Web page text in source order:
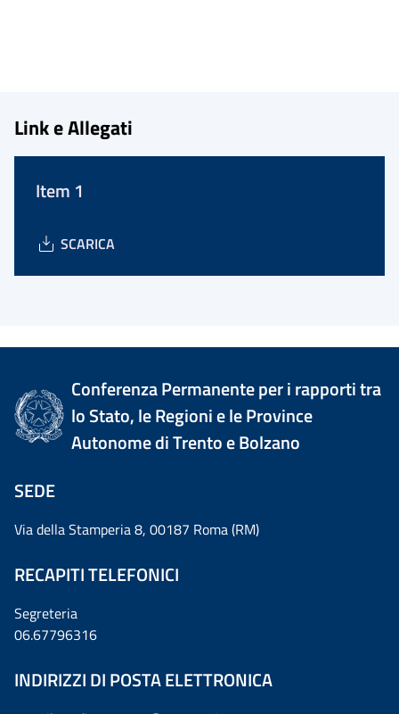
Link e Allegati
Item 1
SCARICA
Conferenza Permanente per i rapporti tra
lo Stato, le Regioni e le Province
Autonome di Trento e Bolzano
SEDE
Via della Stamperia 8, 00187 Roma (RM)
RECAPITI TELEFONICI
Segreteria
06.67796316
INDIRIZZI DI POSTA ELETTRONICA